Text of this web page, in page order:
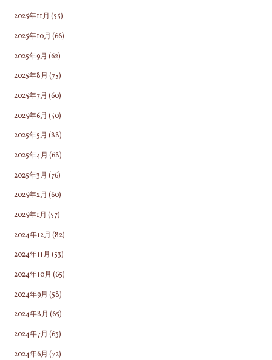
2025年11月 (55)
2025年10月 (66)
2025年9月 (62)
2025年8月 (75)
2025年7月 (60)
2025年6月 (50)
2025年5月 (88)
2025年4月 (68)
2025年3月 (76)
2025年2月 (60)
2025年1月 (57)
2024年12月 (82)
2024年11月 (53)
2024年10月 (65)
2024年9月 (58)
2024年8月 (65)
2024年7月 (63)
2024年6月 (72)